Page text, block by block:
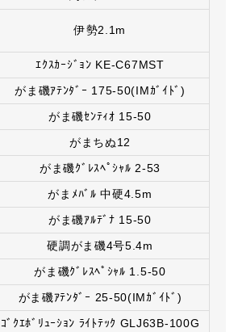
伊勢2.1m
ｴｸｽｶｰｼﾞｮﾝ KE-C67MST
がま磯ｱﾃﾝﾀﾞｰ 175-50(IMｶﾞｲﾄﾞ)
がま磯ｾﾝﾃｨｵ 15-50
がまちぬ12
がま磯ｸﾞﾚｽﾍﾟｼｬﾙ 2-53
がまﾒﾊﾞﾙ 中硬4.5m
がま磯ｱﾙﾃﾞﾅ 15-50
硬調がま磯4号5.4m
がま磯ｸﾞﾚｽﾍﾟｼｬﾙ 1.5-50
がま磯ｱﾃﾝﾀﾞｰ 25-50(IMｶﾞｲﾄﾞ)
ｺﾞｸｴﾎﾞﾘｭｰｼｮﾝ ﾗｲﾄﾃｯｸ GLJ63B-100G